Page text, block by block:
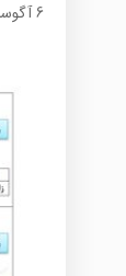
6 آگوست 2017